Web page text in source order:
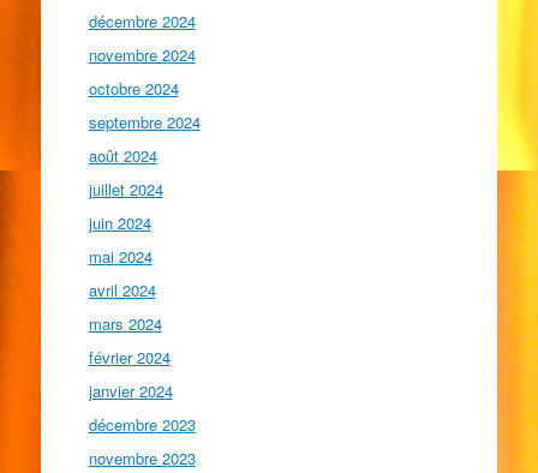
décembre 2024
novembre 2024
octobre 2024
septembre 2024
août 2024
juillet 2024
juin 2024
mai 2024
avril 2024
mars 2024
février 2024
janvier 2024
décembre 2023
novembre 2023